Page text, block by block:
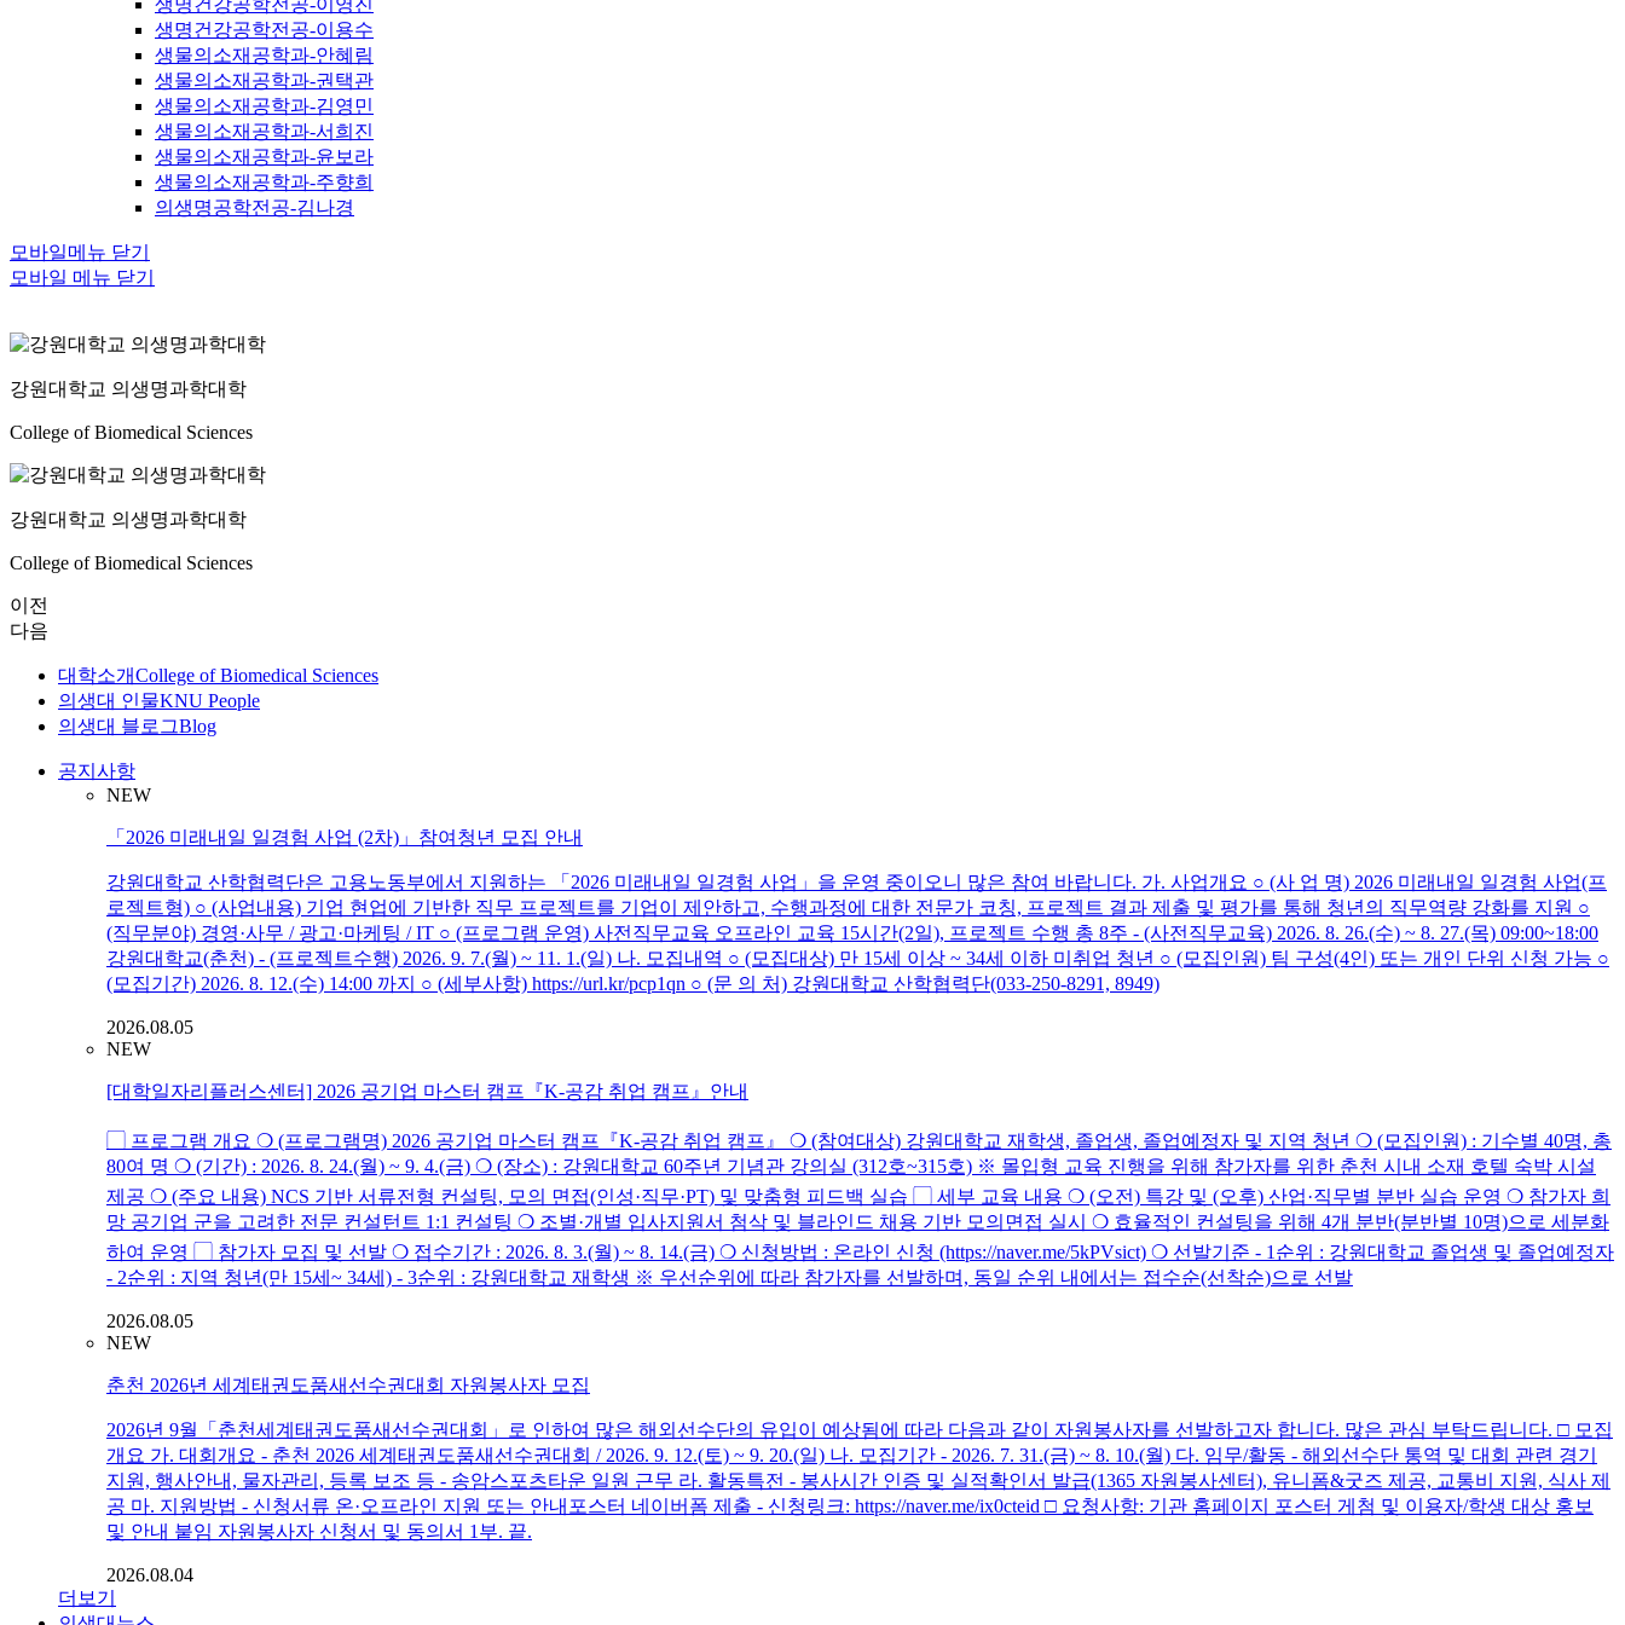
생명건강공학전공-이영진
생명건강공학전공-이용수
생물의소재공학과-안혜림
생물의소재공학과-권택관
생물의소재공학과-김영민
생물의소재공학과-서희진
생물의소재공학과-윤보라
생물의소재공학과-주향희
의생명공학전공-김나경
모바일메뉴 닫기
모바일 메뉴 닫기
강원대학교 의생명과학대학
College of Biomedical Sciences
강원대학교 의생명과학대학
College of Biomedical Sciences
이전
다음
대학소개College of Biomedical Sciences
의생대 인물KNU People
의생대 블로그Blog
공지사항
NEW
「2026 미래내일 일경험 사업 (2차)」참여청년 모집 안내
강원대학교 산학협력단은 고용노동부에서 지원하는 「2026 미래내일 일경험 사업」을 운영 중이오니 많은 참여 바랍니다. 가. 사업개요 ○ (사 업 명) 2026 미래내일 일경험 사업(프
로젝트형) ○ (사업내용) 기업 현업에 기반한 직무 프로젝트를 기업이 제안하고, 수행과정에 대한 전문가 코칭, 프로젝트 결과 제출 및 평가를 통해 청년의 직무역량 강화를 지원 ○
(직무분야) 경영·사무 / 광고·마케팅 / IT ○ (프로그램 운영) 사전직무교육 오프라인 교육 15시간(2일), 프로젝트 수행 총 8주 - (사전직무교육) 2026. 8. 26.(수) ~ 8. 27.(목) 09:00~18:00
강원대학교(춘천) - (프로젝트수행) 2026. 9. 7.(월) ~ 11. 1.(일) 나. 모집내역 ○ (모집대상) 만 15세 이상 ~ 34세 이하 미취업 청년 ○ (모집인원) 팀 구성(4인) 또는 개인 단위 신청 가능 ○
(모집기간) 2026. 8. 12.(수) 14:00 까지 ○ (세부사항) https://url.kr/pcp1qn ○ (문 의 처) 강원대학교 산학협력단(033-250-8291, 8949)
2026.08.05
NEW
[대학일자리플러스센터] 2026 공기업 마스터 캠프『K-공감 취업 캠프』안내
▢ 프로그램 개요 ❍ (프로그램명) 2026 공기업 마스터 캠프『K-공감 취업 캠프』 ❍ (참여대상) 강원대학교 재학생, 졸업생, 졸업예정자 및 지역 청년 ❍ (모집인원) : 기수별 40명, 총
80여 명 ❍ (기간) : 2026. 8. 24.(월) ~ 9. 4.(금) ❍ (장소) : 강원대학교 60주년 기념관 강의실 (312호~315호) ※ 몰입형 교육 진행을 위해 참가자를 위한 춘천 시내 소재 호텔 숙박 시설
제공 ❍ (주요 내용) NCS 기반 서류전형 컨설팅, 모의 면접(인성·직무·PT) 및 맞춤형 피드백 실습 ▢ 세부 교육 내용 ❍ (오전) 특강 및 (오후) 산업·직무별 분반 실습 운영 ❍ 참가자 희
망 공기업 군을 고려한 전문 컨설턴트 1:1 컨설팅 ❍ 조별·개별 입사지원서 첨삭 및 블라인드 채용 기반 모의면접 실시 ❍ 효율적인 컨설팅을 위해 4개 분반(분반별 10명)으로 세분화
하여 운영 ▢ 참가자 모집 및 선발 ❍ 접수기간 : 2026. 8. 3.(월) ~ 8. 14.(금) ❍ 신청방법 : 온라인 신청 (https://naver.me/5kPVsict) ❍ 선발기준 - 1순위 : 강원대학교 졸업생 및 졸업예정자
- 2순위 : 지역 청년(만 15세~ 34세) - 3순위 : 강원대학교 재학생 ※ 우선순위에 따라 참가자를 선발하며, 동일 순위 내에서는 접수순(선착순)으로 선발
2026.08.05
NEW
춘천 2026년 세계태권도품새선수권대회 자원봉사자 모집
2026년 9월「춘천세계태권도품새선수권대회」로 인하여 많은 해외선수단의 유입이 예상됨에 따라 다음과 같이 자원봉사자를 선발하고자 합니다. 많은 관심 부탁드립니다. □ 모집
개요 가. 대회개요 - 춘천 2026 세계태권도품새선수권대회 / 2026. 9. 12.(토) ~ 9. 20.(일) 나. 모집기간 - 2026. 7. 31.(금) ~ 8. 10.(월) 다. 임무/활동 - 해외선수단 통역 및 대회 관련 경기
지원, 행사안내, 물자관리, 등록 보조 등 - 송암스포츠타운 일원 근무 라. 활동특전 - 봉사시간 인증 및 실적확인서 발급(1365 자원봉사센터), 유니폼&굿즈 제공, 교통비 지원, 식사 제
공 마. 지원방법 - 신청서류 온·오프라인 지원 또는 안내포스터 네이버폼 제출 - 신청링크: https://naver.me/ix0cteid □ 요청사항: 기관 홈페이지 포스터 게첨 및 이용자/학생 대상 홍보
및 안내 붙임 자원봉사자 신청서 및 동의서 1부. 끝.
2026.08.04
더보기